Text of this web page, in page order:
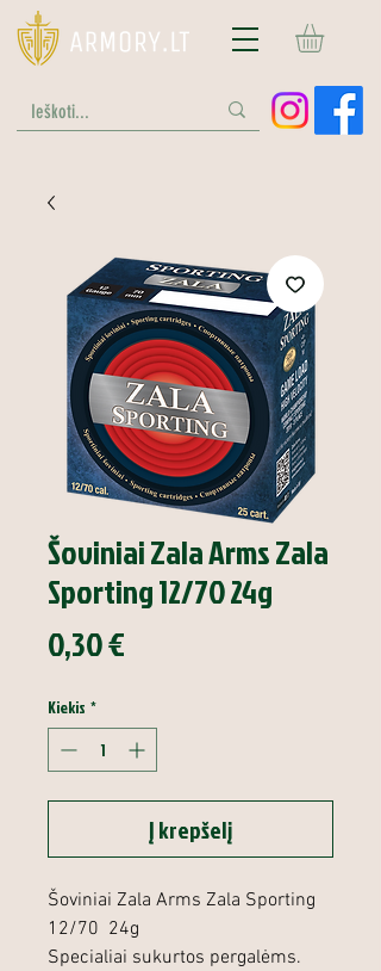
Šoviniai Zala Arms Zala
Sporting 12/70 24g
0,30 €Price
Kiekis *
Į krepšelį
Šoviniai Zala Arms Zala Sporting
12/70 24g
Specialiai sukurtos pergalėms.